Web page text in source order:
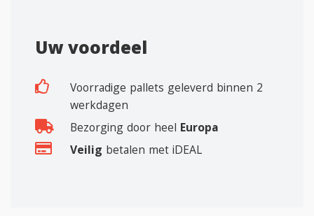
Uw voordeel
Voorradige pallets geleverd binnen 2
werkdagen
Bezorging door heel Europa
Veilig betalen met iDEAL